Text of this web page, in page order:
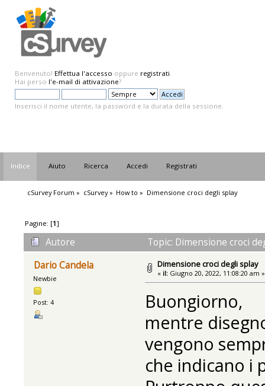
Benvenuto! Effettua l'accesso oppure registrati.
Hai perso l'e-mail di attivazione?
Inserisci il nome utente, la password e la durata della sessione.
Indice Aiuto Ricerca Accedi Registrati
cSurvey Forum » cSurvey» How to » Dimensione croci degli splay
Pagine: [1]
Autore
Topic: Dimensione croci
Dario Candela
Newbie
Post: 4
Dimensione croci degli splay
« il: Giugno 20, 2022, 11:08:20 am »
Buongiorno,
mentre
vengono
che indicano i